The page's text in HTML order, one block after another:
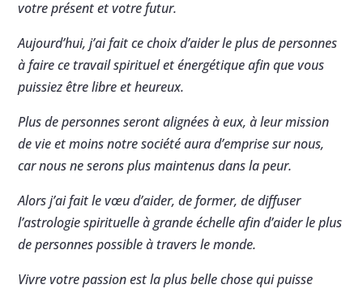
votre présent et votre futur.
Aujourd’hui, j’ai fait ce choix d’aider le plus de personnes
à faire ce travail spirituel et énergétique afin que vous
puissiez être libre et heureux.
Plus de personnes seront alignées à eux, à leur mission
de vie et moins notre société aura d’emprise sur nous,
car nous ne serons plus maintenus dans la peur.
Alors j’ai fait le vœu d’aider, de former, de diffuser
l’astrologie spirituelle à grande échelle afin d’aider le plus
de personnes possible à travers le monde.
Vivre votre passion est la plus belle chose qui puisse